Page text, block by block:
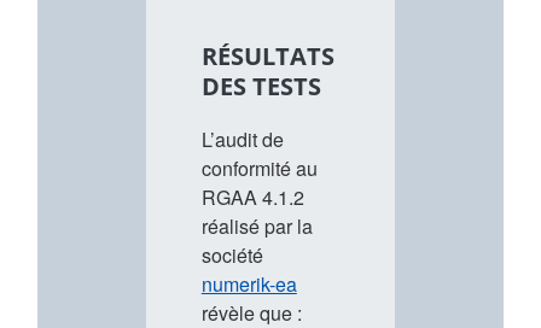
RÉSULTATS
DES TESTS
L’audit de
conformité au
RGAA 4.1.2
réalisé par la
société
numerik-ea
révèle que :